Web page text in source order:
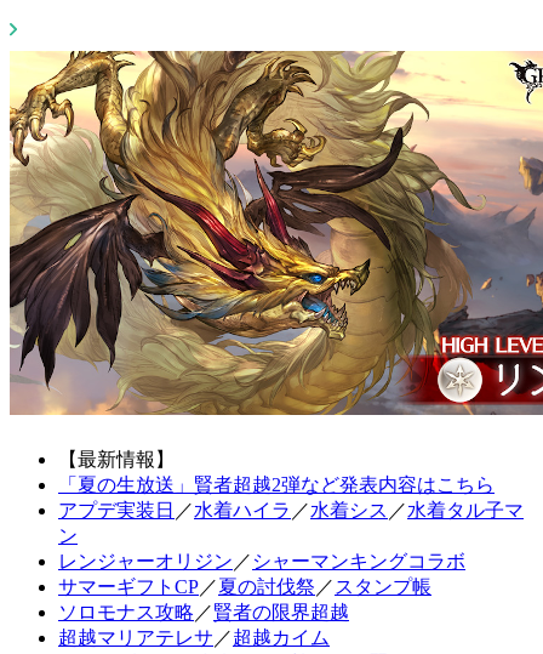
【最新情報】
「夏の生放送」賢者超越2弾など発表内容はこちら
アプデ実装日 ／水着ハイラ ／水着シス ／水着タル子マ
ン
レンジャーオリジン ／ シャーマンキングコラボ
サマーギフトCP／夏の討伐祭 ／ スタンプ帳
ソロモナス攻略 ／賢者の限界超越
超越マリアテレサ ／超越カイム